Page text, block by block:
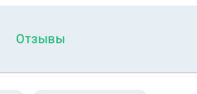
Отзывы